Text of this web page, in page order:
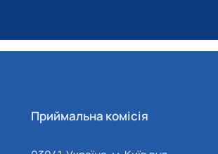
Приймальна комісія